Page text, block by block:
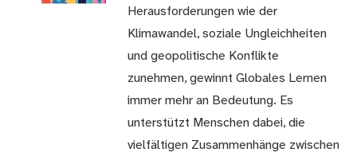
Herausforderungen wie der
Klimawandel, soziale Ungleichheiten
und geopolitische Konflikte
zunehmen, gewinnt Globales Lernen
immer mehr an Bedeutung. Es
unterstützt Menschen dabei, die
vielfältigen Zusammenhänge zwischen